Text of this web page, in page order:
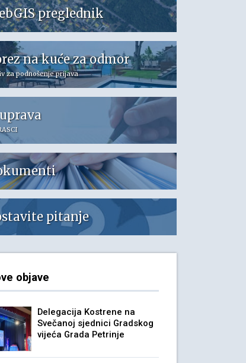
preglednik
na kuće za odmor
za podnošenje prijava
pitanje
objave
Delegacija Kostrene na
Svečanoj sjednici Gradskog
vijeća Grada Petrinje